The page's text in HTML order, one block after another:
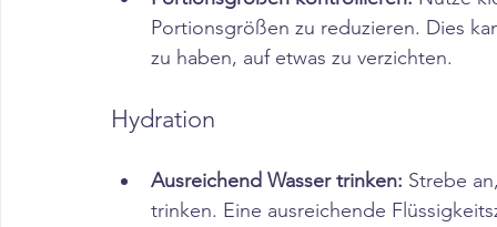
Portionsgrößen zu reduzieren. Dies
zu haben, auf etwas zu verzichten.​
Hydration
Ausreichend Wasser trinken: Strebe
trinken. Eine ausreichende